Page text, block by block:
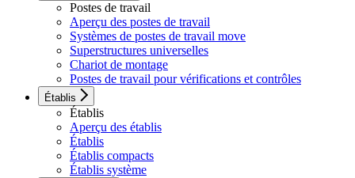
Postes de travail
Aperçu des postes de travail
Systèmes de postes de travail move
Superstructures universelles
Chariot de montage
Postes de travail pour vérifications et contrôles
Établis
Établis
Aperçu des établis
Établis
Établis compacts
Établis système